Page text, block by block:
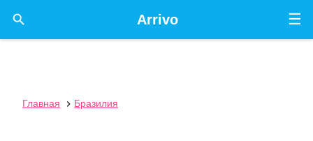
☰
Arrivo

Главная  Бразилия